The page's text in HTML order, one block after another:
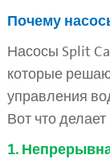
Почему
Насосы Split
которые
управления
Вот что
1.